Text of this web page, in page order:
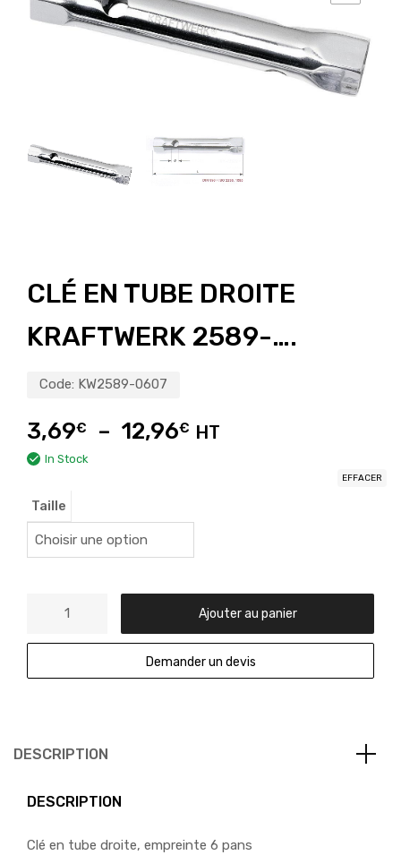
CLÉ EN TUBE DROITE
KRAFTWERK 2589-….
Code: KW2589-0607
3,69€ – 12,96€ HT
In Stock
Taille
EFFACER
Ajouter au panier
Demander un devis
DESCRIPTION
DESCRIPTION
Clé en tube droite, empreinte 6 pans